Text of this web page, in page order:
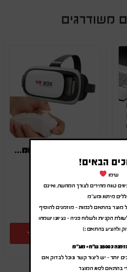
משודרגים
משקפי מציאות מדומה עם לוגו
42.00
SA-5575
הוספה להצעת מחיר
הבאים!
שימו
טווח מחירים לצורך המחשה, ואינם
מיתוג ומע"מ
מוצר בהתאם לכמות – מוזמנים להוסיף
הקניות ולשלוח פניה – נציגנו ישמחו
ולהציע בהתאם :)
ש"ח + מע"מ
יותר – יש ליצור קשר ונוכל לבדוק אם
בהתאם לסוג המוצר